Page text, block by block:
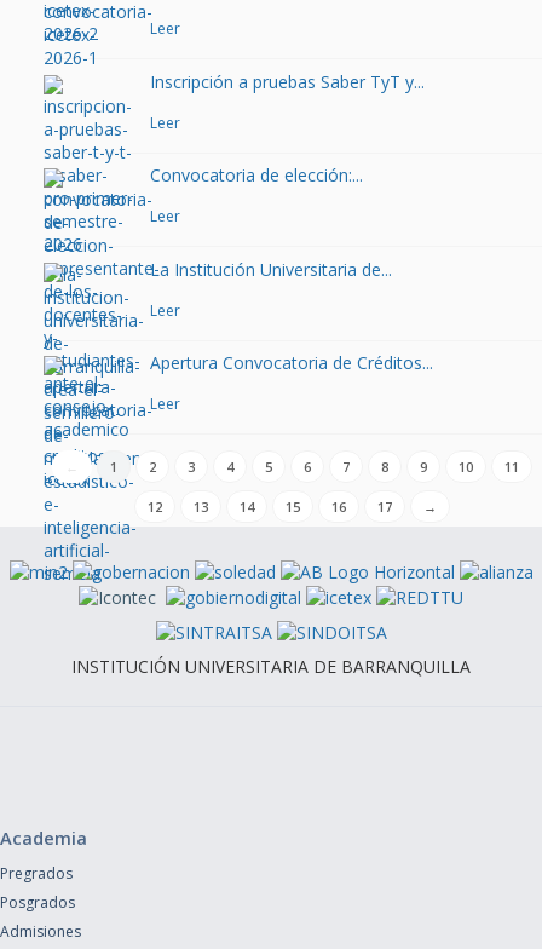
Leer
Inscripción a pruebas Saber TyT y...
Leer
Convocatoria de elección:...
Leer
La Institución Universitaria de...
Leer
Apertura Convocatoria de Créditos...
Leer
← 1 2 3 4 5 6 7 8 9 10 11
12 13 14 15 16 17 →
INSTITUCIÓN UNIVERSITARIA DE BARRANQUILLA
Academia
Pregrados
Posgrados
Admisiones